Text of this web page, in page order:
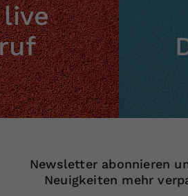
Newsletter abonnieren
Neuigkeiten mehr